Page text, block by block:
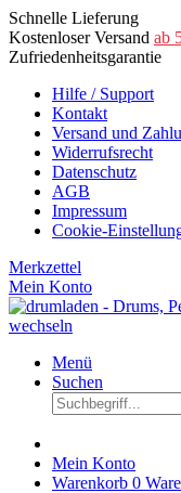
Schnelle Lieferung
Kostenloser Versand ab
Zufriedenheitsgarantie
Hilfe / Support
Kontakt
Versand und
Widerrufsrecht
Datenschutz
AGB
Impressum
Cookie-
Merkzettel
Mein Konto
Menü
Suchen
Mein Konto
Warenkorb 0